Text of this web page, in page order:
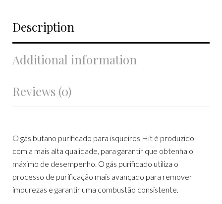
Description
Additional information
Reviews (0)
O gás butano purificado para isqueiros Hit é produzido
com a mais alta qualidade, para garantir que obtenha o
máximo de desempenho. O gás purificado utiliza o
processo de purificação mais avançado para remover
impurezas e garantir uma combustão consistente.